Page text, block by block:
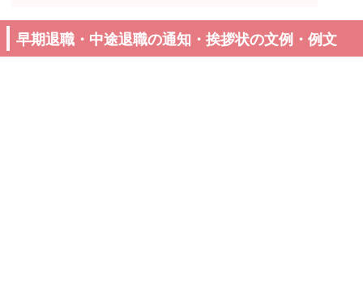
早期退職・中途退職の通知・挨拶状の文例・例文